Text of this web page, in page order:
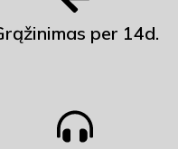
per 14d.